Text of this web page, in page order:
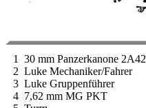
1 30 mm Panzerkanone 2A42
2 Luke Mechaniker/Fahrer
3 Luke Gruppenführer
4 7,62 mm MG PKT